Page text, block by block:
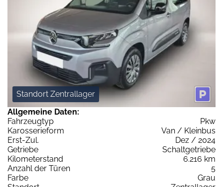
Standort Zentrallager
Allgemeine Daten:
Fahrzeugtyp
Pkw
Karosserieform
Van / Kleinbus
Erst-Zul.
Dez / 2024
Getriebe
Schaltgetriebe
Kilometerstand
6.216 km
Anzahl der Türen
5
Farbe
Grau